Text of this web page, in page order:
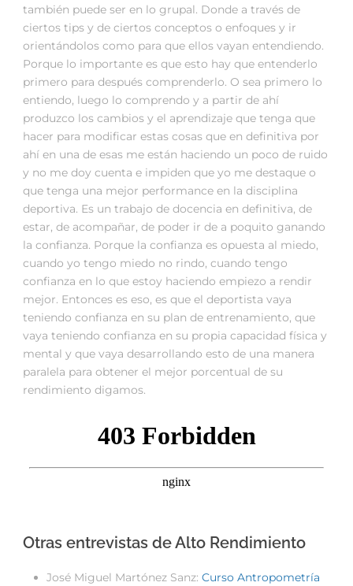
también puede ser en lo grupal. Donde a través de
ciertos tips y de ciertos conceptos o enfoques y ir
orientándolos como para que ellos vayan entendiendo.
Porque lo importante es que esto hay que entenderlo
primero para después comprenderlo. O sea primero lo
entiendo, luego lo comprendo y a partir de ahí
produzco los cambios y el aprendizaje que tenga que
hacer para modificar estas cosas que en definitiva por
ahí en una de esas me están haciendo un poco de ruido
y no me doy cuenta e impiden que yo me destaque o
que tenga una mejor performance en la disciplina
deportiva. Es un trabajo de docencia en definitiva, de
estar, de acompañar, de poder ir de a poquito ganando
la confianza. Porque la confianza es opuesta al miedo,
cuando yo tengo miedo no rindo, cuando tengo
confianza en lo que estoy haciendo empiezo a rendir
mejor. Entonces es eso, es que el deportista vaya
teniendo confianza en su plan de entrenamiento, que
vaya teniendo confianza en su propia capacidad física y
mental y que vaya desarrollando esto de una manera
paralela para obtener el mejor porcentual de su
rendimiento digamos.
Otras entrevistas de Alto Rendimiento
José Miguel Martónez Sanz: Curso Antropometría